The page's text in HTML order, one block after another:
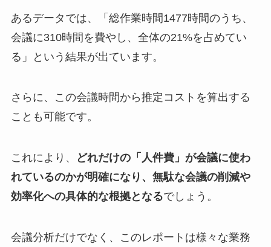
あるデータでは、「総作業時間1477時間のうち、
会議に310時間を費やし、全体の21%を占めてい
る」という結果が出ています。
さらに、この会議時間から推定コストを算出する
ことも可能です。
これにより、
どれだけの「人件費」が会議に使わ
れているのかが明確になり、無駄な会議の削減や
効率化への具体的な根拠となるでしょう。
会議分析だけでなく、このレポートは様々な業務